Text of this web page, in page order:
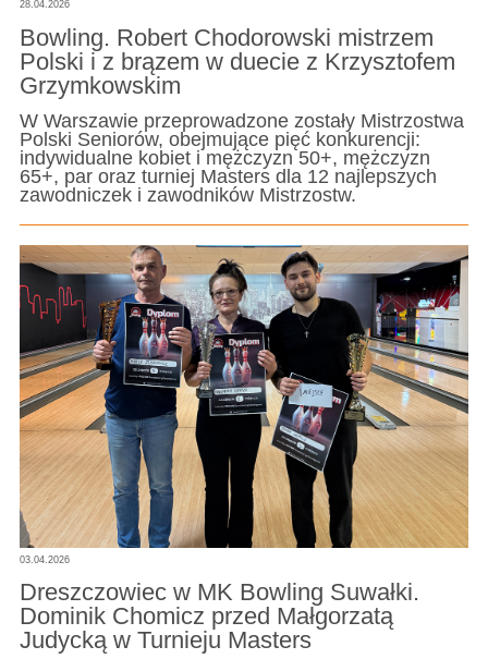
28.04.2026
Bowling. Robert Chodorowski mistrzem
Polski i z brązem w duecie z Krzysztofem
Grzymkowskim
W Warszawie przeprowadzone zostały Mistrzostwa
Polski Seniorów, obejmujące pięć konkurencji:
indywidualne kobiet i mężczyzn 50+, mężczyzn
65+, par oraz turniej Masters dla 12 najlepszych
zawodniczek i zawodników Mistrzostw.
03.04.2026
Dreszczowiec w MK Bowling Suwałki.
Dominik Chomicz przed Małgorzatą
Judycką w Turnieju Masters